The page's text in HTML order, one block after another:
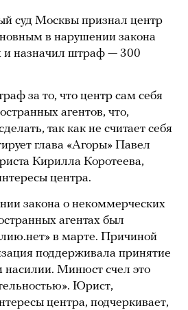
суд Москвы признал центр
в нарушении закона
и назначил штраф — 300
за то, что центр сам себя
агентов, что,
так как не считает себя
глава «Агоры» Павел
Кирилла Коротеева,
центра.
закона о некоммерческих
агентах был
в марте. Причиной
поддерживала принятие
Минюст счел это
Юрист,
центра, подчеркивает,